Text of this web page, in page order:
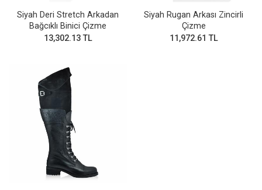
Siyah Deri Stretch Arkadan
Bağcıklı Binici Çizme
13,302.13 TL
Siyah Rugan Arkası Zincirli
Çizme
11,972.61 TL